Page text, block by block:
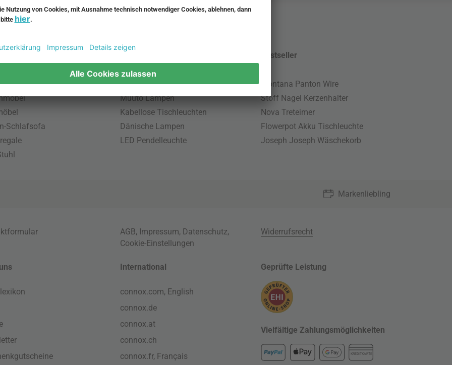
und zzgl.
Möbel
Schlafsofa
Pendellampe für Außen
Muuto Lampen
Kabellose Tischleuchten
Dänische Lampen
LED Pendelleuchte
Bestseller
Montana Panton Wire
Stoff Nagel Kerzenhalter
Nova Treteimer
Flowerpot Akku Tischleuchte
Joseph Joseph Wäschekorb
Markenliebling
AGB, Impressum, Datenschutz,
Cookie-Einstellungen
Widerrufsrecht
International
connox.com, English
connox.de
connox.at
connox.ch
connox.fr, Français
Geprüfte Leistung
Vielfältige Zahlungsmöglichkeiten
KREDITKARTE